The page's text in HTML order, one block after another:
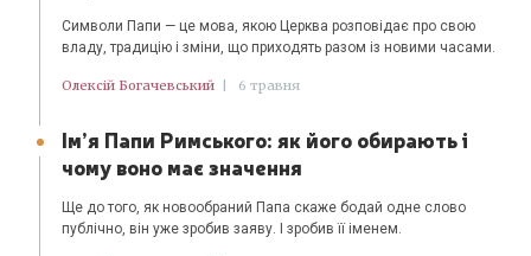
Символи Папи — це мова, якою Церква розповідає про свою
владу, традицію і зміни, що приходять разом із новими часами.
Олексій Богачевський | 6 травня
Ім’я Папи Римського: як його обирають і
чому воно має значення
Ще до того, як новообраний Папа скаже бодай одне слово
публічно, він уже зробив заяву. І зробив її іменем.